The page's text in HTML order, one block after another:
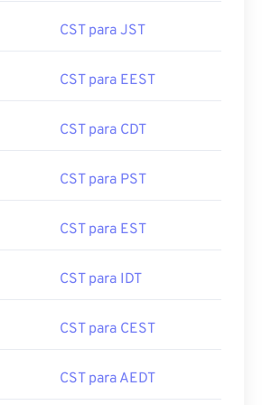
CST para JST
CST para EEST
CST para CDT
CST para PST
CST para EST
CST para IDT
CST para CEST
CST para AEDT